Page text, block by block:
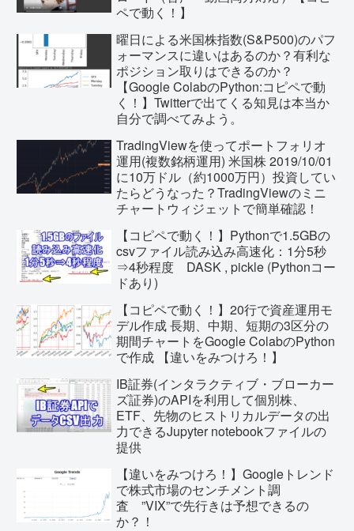
ペで動く！】
曜日による米国株指数(S&P500)のパフ
ォーマンスに違いはあるのか？有利な
ポジション取りはできるのか？
【Google ColabのPython:コピペで動
く！】Twitterで出てくる知見は本当か
自分で調べてみよう。
TradingViewを使ってポートフォリオ
運用(複数銘柄運用) 米国株 2019/10/01
に10万ドル（約1000万円）投資してい
たらどうなった？TradingViewのミニ
チャートウィジェットで簡単確認！
【コピペで動く！】Pythonで1.5GBの
csvファイル読み込み高速化：1分5秒
⇒4秒程度 DASK , pickle (Pythonコー
ドあり)
【コピペで動く！】20行で資産運用モ
デル作成 長期、中期、短期の3区分の
期間チャートをGoogle ColabのPython
で作成 【違いをみつけろ！】
IB証券(インタラクティブ・ブローカー
ズ証券)のAPIを利用して個別株、
ETF、先物のヒストリカルデータの出
力できるJupyter notebookファイルの
提供
【違いをみつけろ！】Googleトレンド
で株式市場のセンチメント調
査 ”VIX”で先行きは予想できるの
か？！